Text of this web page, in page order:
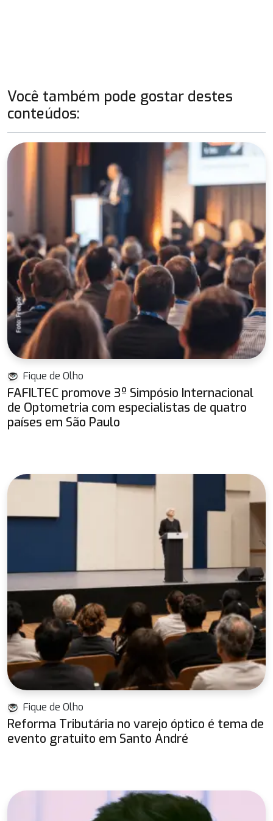
Você também pode gostar destes
conteúdos:
Fique de Olho
FAFILTEC promove 3º Simpósio Internacional
de Optometria com especialistas de quatro
países em São Paulo
Fique de Olho
Reforma Tributária no varejo óptico é tema de
evento gratuito em Santo André